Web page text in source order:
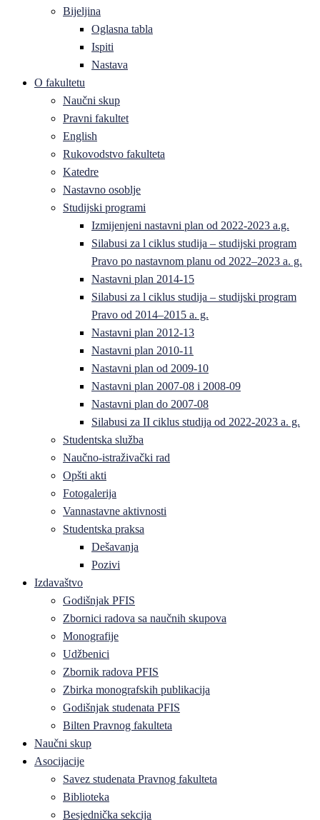
Bijeljina
Oglasna tabla
Ispiti
Nastava
O fakultetu
Naučni skup
Pravni fakultet
English
Rukovodstvo fakulteta
Katedre
Nastavno osoblje
Studijski programi
Izmijenjeni nastavni plan od 2022-2023 a.g.
Silabusi za l ciklus studija – studijski program
Pravo po nastavnom planu od 2022–2023 a. g.
Nastavni plan 2014-15
Silabusi za l ciklus studija – studijski program
Pravo od 2014–2015 a. g.
Nastavni plan 2012-13
Nastavni plan 2010-11
Nastavni plan od 2009-10
Nastavni plan 2007-08 i 2008-09
Nastavni plan do 2007-08
Silabusi za II ciklus studija od 2022-2023 a. g.
Studentska služba
Naučno-istraživački rad
Opšti akti
Fotogalerija
Vannastavne aktivnosti
Studentska praksa
Dešavanja
Pozivi
Izdavaštvo
Godišnjak PFIS
Zbornici radova sa naučnih skupova
Monografije
Udžbenici
Zbornik radova PFIS
Zbirka monografskih publikacija
Godišnjak studenata PFIS
Bilten Pravnog fakulteta
Naučni skup
Asocijacije
Savez studenata Pravnog fakulteta
Biblioteka
Besjednička sekcija